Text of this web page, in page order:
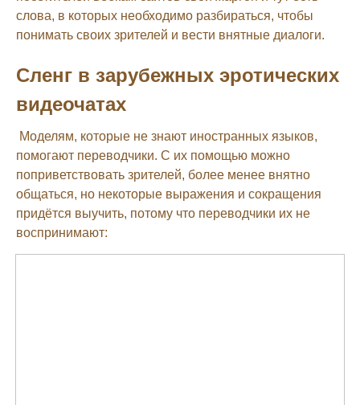
слова, в которых необходимо разбираться, чтобы
понимать своих зрителей и вести внятные диалоги.
Сленг в зарубежных эротических
видеочатах
Моделям, которые не знают иностранных языков,
помогают переводчики. С их помощью можно
поприветствовать зрителей, более менее внятно
общаться, но некоторые выражения и сокращения
придётся выучить, потому что переводчики их не
воспринимают: